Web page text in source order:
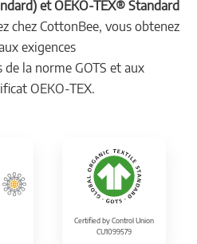
et OEKO-TEX® Standard
chez CottonBee, vous obtenez
exigences
la norme GOTS et aux
OEKO-TEX.
Certified by Control Union
CU1099579